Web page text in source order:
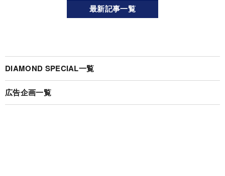
最新記事一覧
DIAMOND SPECIAL一覧
広告企画一覧